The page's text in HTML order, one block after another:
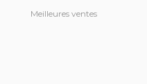
Meilleures ventes